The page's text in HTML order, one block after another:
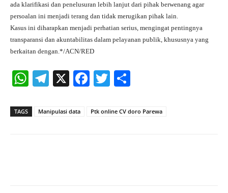
ada klarifikasi dan penelusuran lebih lanjut dari pihak berwenang agar
persoalan ini menjadi terang dan tidak merugikan pihak lain.
Kasus ini diharapkan menjadi perhatian serius, mengingat pentingnya
transparansi dan akuntabilitas dalam pelayanan publik, khususnya yang
berkaitan dengan.*/ACN/RED
W
ts
Te
gr
X
Fa
bo
T
tte re
TAGS Manipulasi data Ptk online CV doro Parewa